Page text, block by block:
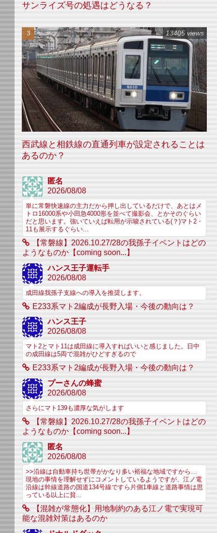
サンライズ号の処遇はどうなる？
西武線と相鉄線の直通列車が設定されることは
あるのか？
13405 views
匿名
2026/08/08
単に常磐快速線の主力だから押し出しているだけで、あとはメ
トロ16000系や小田急4000形を並べて撮影会、とかそのぐらい
だと思います。強いていえば転用が示唆されている(？)マト2・
11も展示するぐらい...
【常磐線】2026.10.27/28の我孫子イベントはどの
ようなものか【coming soon...】
ハンス王子運転手
2026/08/08
成田線我孫子支線への導入を推奨します。
E233系マト2編成が長野入場・今後の動向は？
ハンス王子
2026/08/08
マト2とマト11は成田線に導入すればいいと感じました。日中
の成田線は5両で混雑がひどすぎるので
E233系マト2編成が長野入場・今後の動向は？
プーさんの蜂蜜
2026/08/08
さらにマト139も濃厚な気がします
【常磐線】2026.10.27/28の我孫子イベントはどの
ようなものか【coming soon...】
匿名
2026/08/08
>>沿線は自動車持ち世帯がかなり多い裕福な地域ですから…
現地の事情を理解せずにコメントしているようですが、江ノ電
沿線は幹線道路の国道134号線ですら片側1車線と道路事情は思
っている以上に貧...
【混雑が常態化】用地制約のある江ノ電で実現可
能な混雑対策はあるのか